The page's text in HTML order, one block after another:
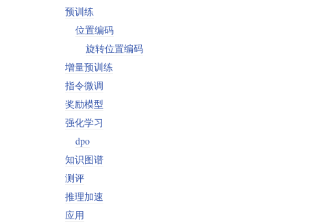
预训练
位置编码
旋转位置编码
增量预训练
指令微调
奖励模型
强化学习
dpo
知识图谱
测评
推理加速
应用